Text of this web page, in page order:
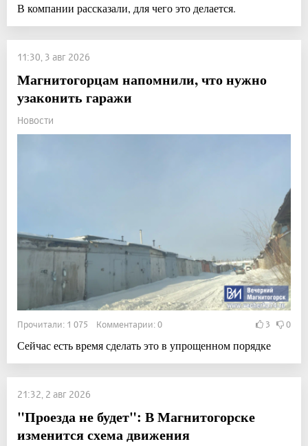
В компании рассказали, для чего это делается.
11:30, 3 авг 2026
Магнитогорцам напомнили, что нужно
узаконить гаражи
Новости
Прочитали: 1 075 Комментарии: 0 3 0
Сейчас есть время сделать это в упрощенном порядке
21:32, 2 авг 2026
"Проезда не будет": В Магнитогорске
изменится схема движения